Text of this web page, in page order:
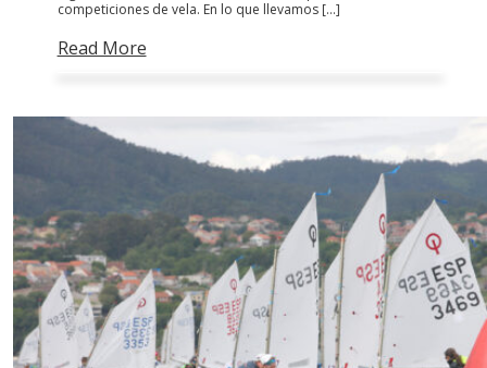
competiciones de vela. En lo que llevamos […]
Read More